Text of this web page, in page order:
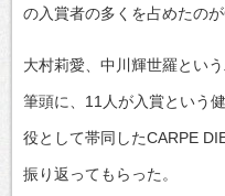
の入賞者の多くを占めたのが
大村莉愛、中川輝世羅とい
筆頭に、11人が入賞という
役として帯同したCARPE
振り返ってもらった。